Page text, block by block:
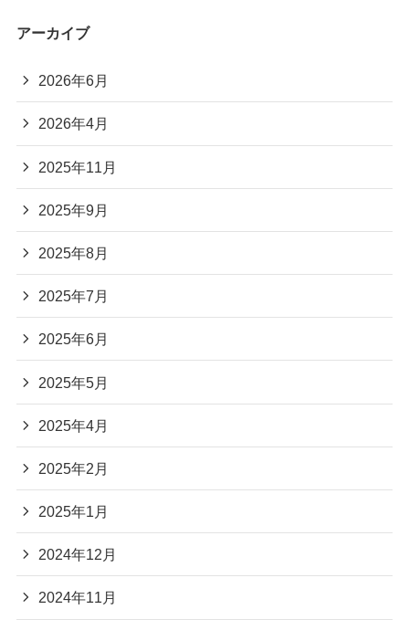
アーカイブ
2026年6月
2026年4月
2025年11月
2025年9月
2025年8月
2025年7月
2025年6月
2025年5月
2025年4月
2025年2月
2025年1月
2024年12月
2024年11月